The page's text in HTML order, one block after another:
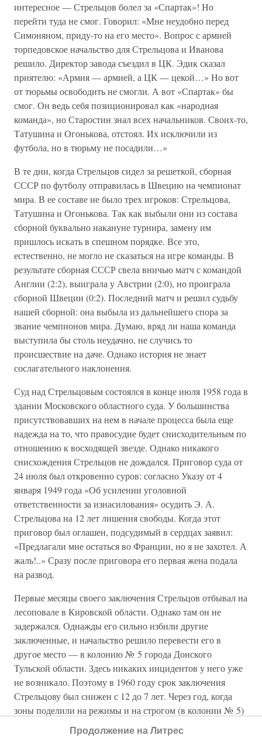
интересное — Стрельцов болел за «Спартак»! Но
перейти туда не смог. Говорил: «Мне неудобно перед
Симоняном, приду-то на его место». Вопрос с армией
торпедовское начальство для Стрельцова и Иванова
решило. Директор завода съездил в ЦК. Эдик сказал
приятелю: «Армия — армией, а ЦК — цекой…» Но вот
от тюрьмы освободить не смогли. А вот «Спартак» бы
смог. Он ведь себя позиционировал как «народная
команда», но Старостин знал всех начальников. Своих-то,
Татушина и Огонькова, отстоял. Их исключили из
футбола, но в тюрьму не посадили…»
В те дни, когда Стрельцов сидел за решеткой, сборная
СССР по футболу отправилась в Швецию на чемпионат
мира. В ее составе не было трех игроков: Стрельцова,
Татушина и Огонькова. Так как выбыли они из состава
сборной буквально накануне турнира, замену им
пришлось искать в спешном порядке. Все это,
естественно, не могло не сказаться на игре команды. В
результате сборная СССР свела вничью матч с командой
Англии (2:2), выиграла у Австрии (2:0), но проиграла
сборной Швеции (0:2). Последний матч и решил судьбу
нашей сборной: она выбыла из дальнейшего спора за
звание чемпионов мира. Думаю, вряд ли наша команда
выступила бы столь неудачно, не случись то
происшествие на даче. Однако история не знает
сослагательного наклонения.
Суд над Стрельцовым состоялся в конце июля 1958 года в
здании Московского областного суда. У большинства
присутствовавших на нем в начале процесса была еще
надежда на то, что правосудие будет снисходительным по
отношению к восходящей звезде. Однако никакого
снисхождения Стрельцов не дождался. Приговор суда от
24 июля был откровенно суров: согласно Указу от 4
января 1949 года «Об усилении уголовной
ответственности за изнасилования» осудить Э. А.
Стрельцова на 12 лет лишения свободы. Когда этот
приговор был оглашен, подсудимый в сердцах заявил:
«Предлагали мне остаться во Франции, но я не захотел. А
жаль!..» Сразу после приговора его первая жена подала
на развод.
Первые месяцы своего заключения Стрельцов отбывал на
лесоповале в Кировской области. Однако там он не
задержался. Однажды его сильно избили другие
заключенные, и начальство решило перевести его в
другое место — в колонию № 5 города Донского
Тульской области. Здесь никаких инцидентов у него уже
не возникало. Поэтому в 1960 году срок заключения
Стрельцову был снижен с 12 до 7 лет. Через год, когда
зоны поделили на режимы и на строгом (в колонии № 5)
стали концентрировать рецидивистов, Стрельцова, как
впервые осужденного, перевели в соседнюю колонию —
Продолжение на Литрес